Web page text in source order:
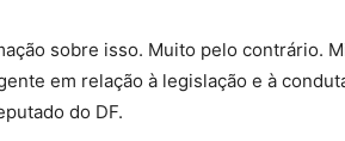
sobre isso. Muito pelo contrário.
em relação à legislação e à
do DF.